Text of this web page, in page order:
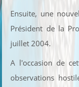
Ensuite, une
Président de la
juillet 2004.
A l'occasion de
observations